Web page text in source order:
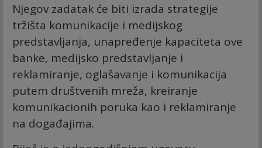
Njegov zadatak će biti izrada strategije
tržišta komunikacije i medijskog
predstavljanja, unapređenje kapaciteta ove
banke, medijsko predstavljanje i
reklamiranje, oglašavanje i komunikacija
putem društvenih mreža, kreiranje
komunikacionih poruka kao i reklamiranje
na događajima.